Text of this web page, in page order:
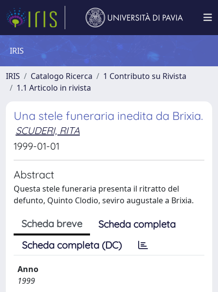
IRIS
IRIS Catalogo Ricerca
1 Contributo su Rivista
1.1 Articolo in rivista
Una stele funeraria inedita da Brixia.
SCUDERI, RITA
1999-01-01
Abstract
Questa stele funeraria presenta il ritratto del
defunto, Quinto Clodio, seviro augustale a Brixia.
Scheda breve
Scheda completa
Scheda completa (DC)
Anno
1999